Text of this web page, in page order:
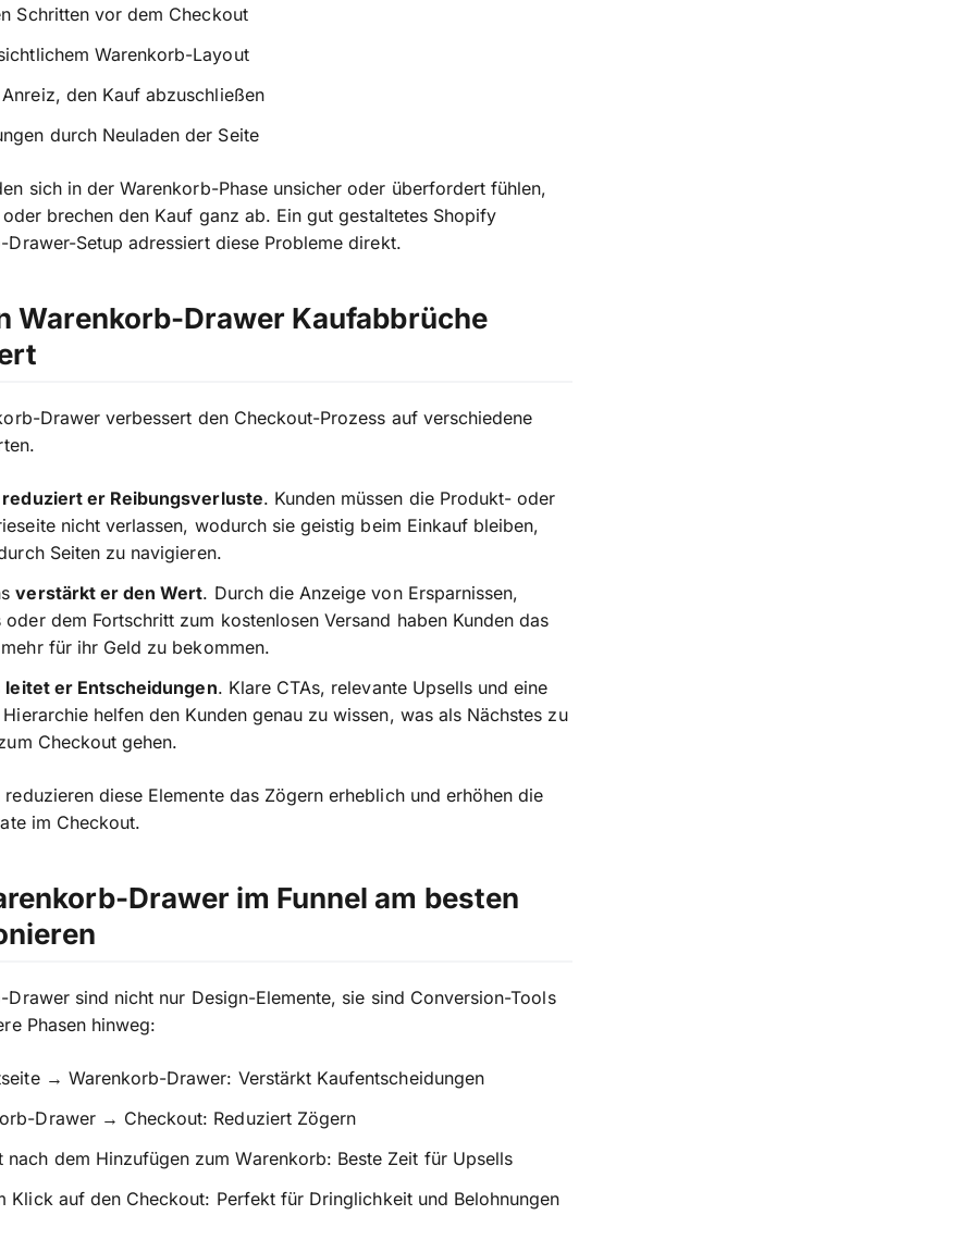
Schritten vor dem Checkout
Warenkorb-Layout
Anreiz, den Kauf abzuschließen
durch Neuladen der Seite
sich in der Warenkorb-Phase unsicher oder überfordert fühlen,
brechen den Kauf ganz ab. Ein gut gestaltetes Shopify
Drawer-Setup adressiert diese Probleme direkt.
Warenkorb-Drawer Kaufabbrüche
Drawer verbessert den Checkout-Prozess auf verschiedene
reduziert er Reibungsverluste. Kunden müssen die Produkt- oder
nicht verlassen, wodurch sie geistig beim Einkauf bleiben,
Seiten zu navigieren.
verstärkt er den Wert. Durch die Anzeige von Ersparnissen,
oder dem Fortschritt zum kostenlosen Versand haben Kunden das
für ihr Geld zu bekommen.
leitet er Entscheidungen. Klare CTAs, relevante Upsells und eine
helfen den Kunden genau zu wissen, was als Nächstes zu
Checkout gehen.
reduzieren diese Elemente das Zögern erheblich und erhöhen die
im Checkout.
Drawer im Funnel am besten
Drawer sind nicht nur Design-Elemente, sie sind Conversion-Tools
Phasen hinweg:
→ Warenkorb-Drawer: Verstärkt Kaufentscheidungen
Drawer → Checkout: Reduziert Zögern
nach dem Hinzufügen zum Warenkorb: Beste Zeit für Upsells
Klick auf den Checkout: Perfekt für Dringlichkeit und Belohnungen